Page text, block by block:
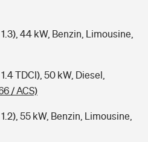
44 kW, Benzin, Limousine,
TDCI), 50 kW, Diesel,
/ ACS)
55 kW, Benzin, Limousine,